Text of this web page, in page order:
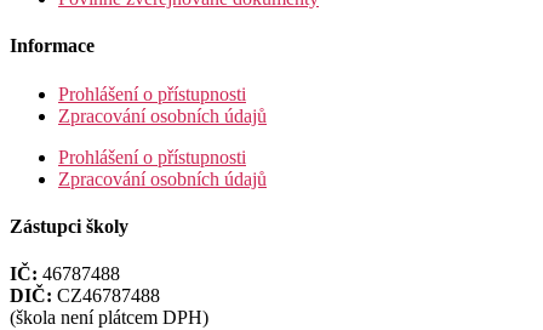
Informace
Prohlášení o přístupnosti
Zpracování osobních údajů
Prohlášení o přístupnosti
Zpracování osobních údajů
Zástupci školy
IČ: 46787488
DIČ: CZ46787488
(škola není plátcem DPH)